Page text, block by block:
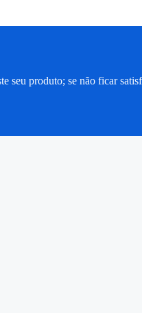
seu produto; se não ficar